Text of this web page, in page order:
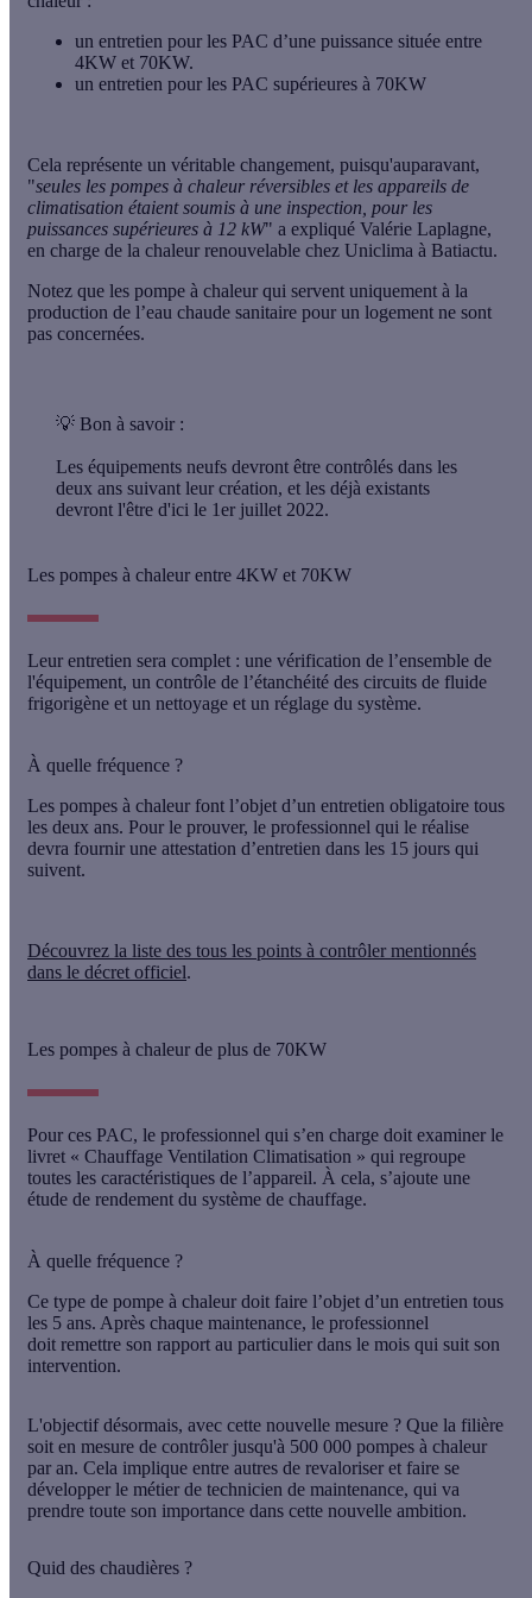
un entretien pour les PAC d’une puissance située entre
4KW et 70KW.
un entretien pour les PAC supérieures à 70KW
Cela représente un véritable changement, puisqu'auparavant,
"seules les pompes à chaleur réversibles et les appareils de
climatisation étaient soumis à une inspection, pour les
puissances supérieures à 12 kW" a expliqué Valérie Laplagne,
en charge de la chaleur renouvelable chez Uniclima à Batiactu.
Notez que les pompe à chaleur qui servent uniquement à la
production de l’eau chaude sanitaire pour un logement ne sont
pas concernées.
💡 Bon à savoir :
Les équipements neufs devront être contrôlés dans les
deux ans suivant leur création, et les déjà existants
devront l'être d'ici le 1er juillet 2022.
Les pompes à chaleur entre 4KW et 70KW
Leur entretien sera complet : une vérification de l’ensemble de
l'équipement, un contrôle de l’étanchéité des circuits de fluide
frigorigène et un nettoyage et un réglage du système.
À quelle fréquence ?
Les pompes à chaleur font l’objet d’un entretien obligatoire tous
les deux ans. Pour le prouver, le professionnel qui le réalise
devra fournir une attestation d’entretien dans les 15 jours qui
suivent.
Découvrez la liste des tous les points à contrôler mentionnés
dans le décret officiel.
Les pompes à chaleur de plus de 70KW
Pour ces PAC, le professionnel qui s’en charge doit examiner le
livret « Chauffage Ventilation Climatisation » qui regroupe
toutes les caractéristiques de l’appareil. À cela, s’ajoute une
étude de rendement du système de chauffage.
À quelle fréquence ?
Ce type de pompe à chaleur doit faire l’objet d’un entretien tous
les 5 ans. Après chaque maintenance, le professionnel
doit remettre son rapport au particulier dans le mois qui suit son
intervention.
L'objectif désormais, avec cette nouvelle mesure ? Que la filière
soit en mesure de contrôler jusqu'à 500 000 pompes à chaleur
par an. Cela implique entre autres de revaloriser et faire se
développer le métier de technicien de maintenance, qui va
prendre toute son importance dans cette nouvelle ambition.
Quid des chaudières ?